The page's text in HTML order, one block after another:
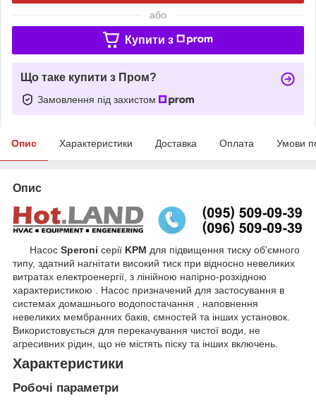
або
Купити з
Що таке купити з Пром?
Замовлення під захистом
Опис Характеристики Доставка Оплата Умови
Опис
Насос Speroni серії KPM для підвищення тиску об'ємного
типу, здатний нагнітати високий тиск при відносно невеликих
витратах електроенергії, з лінійною напірно-розхідною
характеристикою . Насос призначений для застосування в
системах домашнього водопостачання , наповнення
невеликих мембранних баків, ємностей та інших установок.
Використовується для перекачування чистої води, не
агресивних рідин, що не містять піску та інших включень.
Характеристики
Робочі параметри